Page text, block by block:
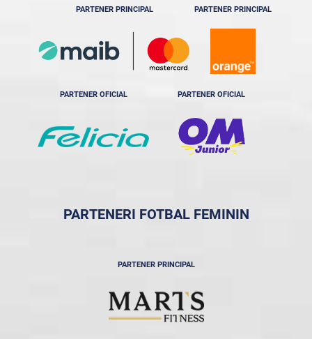
PARTENER PRINCIPAL PARTENER PRINCIPAL
PARTENER OFICIAL PARTENER OFICIAL
PARTENERI FOTBAL FEMININ
PARTENER PRINCIPAL